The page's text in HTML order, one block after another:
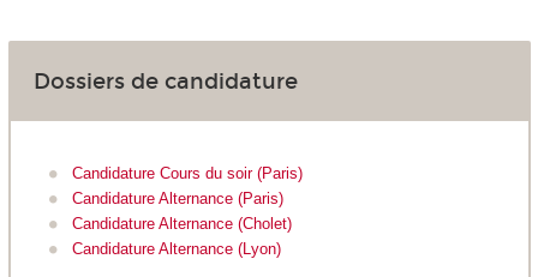
Dossiers de candidature
Candidature Cours du soir (Paris)
Candidature Alternance (Paris)
Candidature Alternance (Cholet)
Candidature Alternance (Lyon)